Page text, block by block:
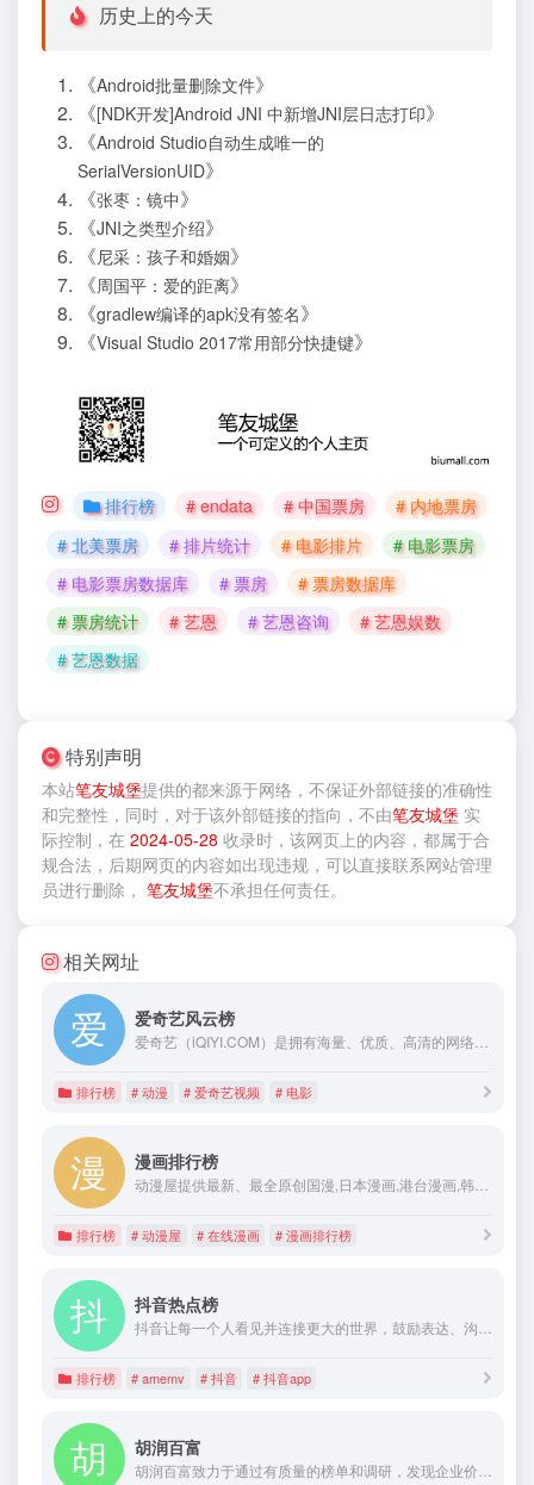
历史上的今天
《Android批量删除文件》
《[NDK开发]Android JNI 中新增JNI层日志打印》
《Android Studio自动生成唯一的
SerialVersionUID》
《张枣：镜中》
《JNI之类型介绍》
《尼采：孩子和婚姻》
《周国平：爱的距离》
《gradlew编译的apk没有签名》
《Visual Studio 2017常用部分快捷键》
排行榜 # endata # 中国票房
# 内地票房
# 北美票房
# 排片统计 # 电影排片
# 电影票房
# 电影票房数据库
# 票房
# 票房数据库
# 票房统计
# 艺恩 # 艺恩咨询
# 艺恩娱数
# 艺恩数据
特别声明
本站笔友城堡提供的都来源于网络，不保证外部链接的准确性
和完整性，同时，对于该外部链接的指向，不由笔友城堡 实
际控制，在 2024-05-28 收录时，该网页上的内容，都属于合
规合法，后期网页的内容如出现违规，可以直接联系网站管理
员进行删除， 笔友城堡不承担任何责任。
相关网址
爱奇艺风云榜
爱奇艺（iQIYI.COM）是拥有海量、优质、高清的网络视频的大型视频网站，专业的网络视频播放平台。爱奇艺影视内容丰富多元，涵盖电影、电视剧、动漫、综艺、生活、音乐、搞笑、财经、军事、体育、片花、资讯、微电影、儿童、母婴、教育、科技、时尚、原创、公益、游戏、旅游、拍客、汽车、纪录片、爱奇艺自制剧等剧目。视频播放清晰流畅，操作界面简单友好，真正为用户带来“悦享品质”的在线观看体验。" data-hid="description
排行榜 # 动漫 # 爱奇艺视频 # 电影
漫画排行榜
动漫屋提供最新、最全原创国漫,日本漫画,港台漫画,韩国漫画,欧美漫画排行榜,好漫画,为看漫画的人而生。
排行榜 # 动漫屋 # 在线漫画 # 漫画排行榜
抖音热点榜
抖音让每一个人看见并连接更大的世界，鼓励表达、沟通和记录，激发创造，丰富人们的精神世界，让现实生活更美好。
排行榜 # amemv # 抖音 # 抖音app
胡润百富
胡润百富致力于通过有质量的榜单和调研，发现企业价值，弘扬企业家精神。